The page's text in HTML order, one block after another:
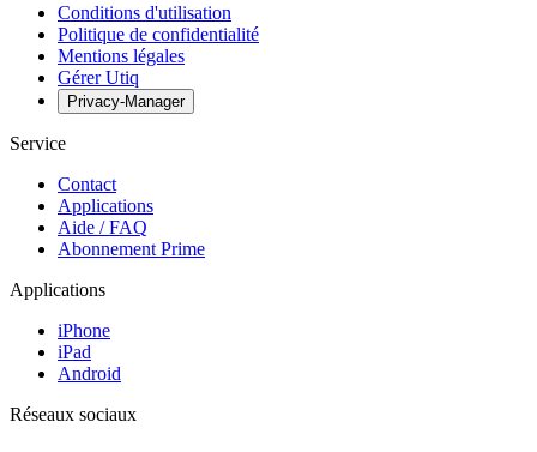
Conditions d'utilisation
Politique de confidentialité
Mentions légales
Gérer Utiq
Privacy-Manager
Service
Contact
Applications
Aide / FAQ
Abonnement Prime
Applications
iPhone
iPad
Android
Réseaux sociaux